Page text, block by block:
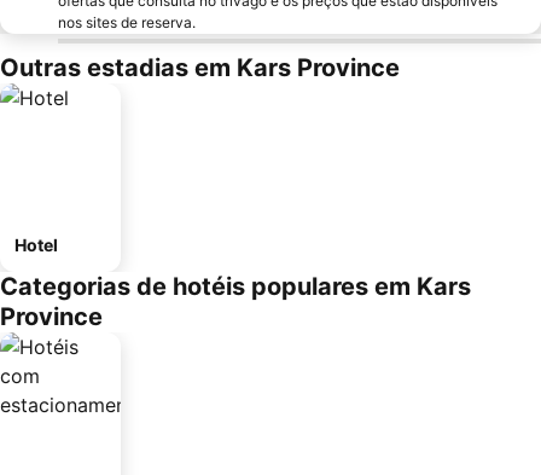
nos sites de reserva.
Outras estadias em Kars Province
Hotel
Categorias de hotéis populares em Kars
Province